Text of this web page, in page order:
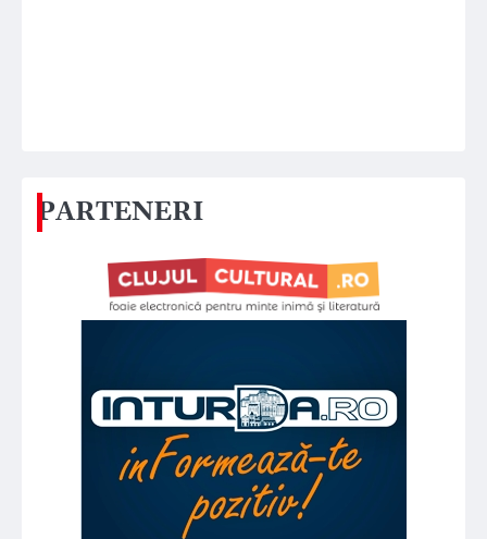
PARTENERI